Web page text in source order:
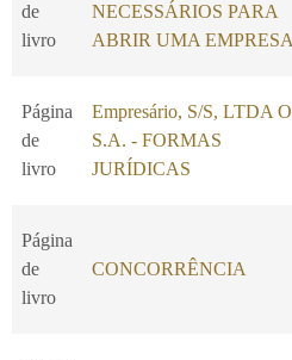
de
livro
NECESSÁRIOS PARA
ABRIR UMA EMPRESA
Página
de
livro
Empresário, S/S, LTDA
S.A. - FORMAS
JURÍDICAS
Página
de
livro
CONCORRÊNCIA